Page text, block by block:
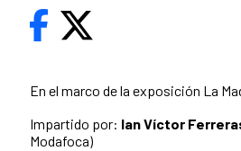
En el marco de la exposición La
Impartido por: Ian Víctor
Modafoca)